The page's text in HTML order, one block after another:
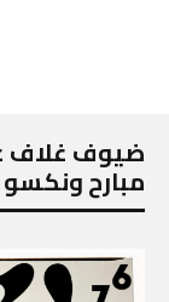
مبارح ونكسو